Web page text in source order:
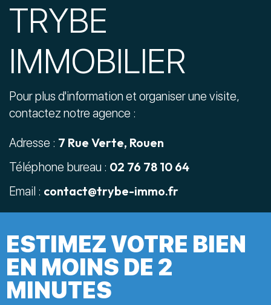
TRYBE
IMMOBILIER
Pour plus d'information et organiser une visite,
contactez notre agence :
Adresse : 7 Rue Verte, Rouen
Téléphone bureau : 02 76 78 10 64
Email : contact@trybe-immo.fr
ESTIMEZ VOTRE BIEN
EN MOINS DE 2
MINUTES